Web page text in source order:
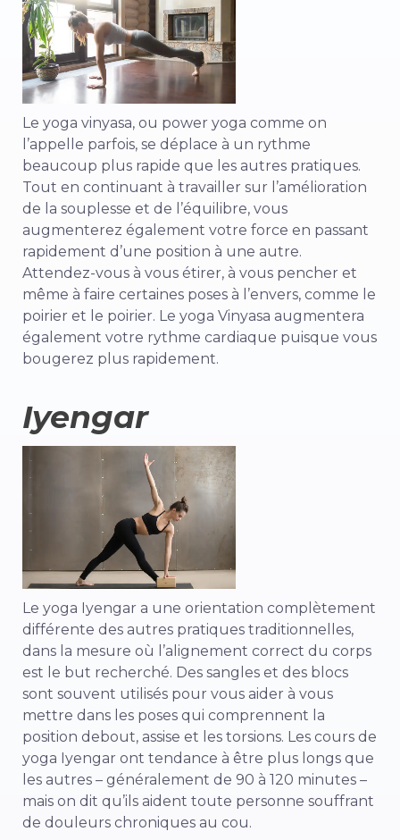
Le yoga vinyasa, ou power yoga comme on
l’appelle parfois, se déplace à un rythme
beaucoup plus rapide que les autres pratiques.
Tout en continuant à travailler sur l’amélioration
de la souplesse et de l’équilibre, vous
augmenterez également votre force en passant
rapidement d’une position à une autre.
Attendez-vous à vous étirer, à vous pencher et
même à faire certaines poses à l’envers, comme le
poirier et le poirier. Le yoga Vinyasa augmentera
également votre rythme cardiaque puisque vous
bougerez plus rapidement.
Iyengar
Le yoga Iyengar a une orientation complètement
différente des autres pratiques traditionnelles,
dans la mesure où l’alignement correct du corps
est le but recherché. Des sangles et des blocs
sont souvent utilisés pour vous aider à vous
mettre dans les poses qui comprennent la
position debout, assise et les torsions. Les cours de
yoga Iyengar ont tendance à être plus longs que
les autres – généralement de 90 à 120 minutes –
mais on dit qu’ils aident toute personne souffrant
de douleurs chroniques au cou.